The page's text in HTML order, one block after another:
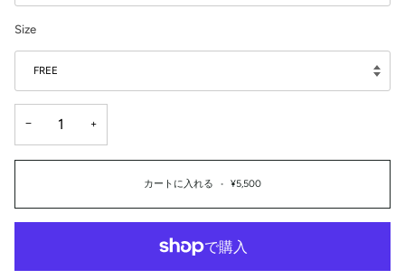
Size
FREE
− +
カートに入れる • ¥5,500